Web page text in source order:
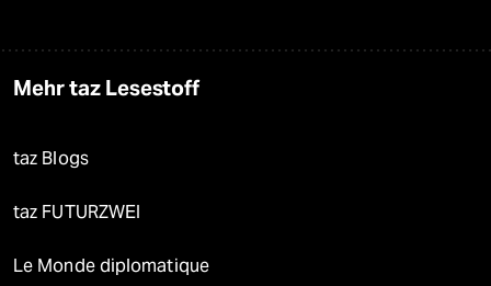
Mehr taz Lesestoff
taz Blogs
taz FUTURZWEI
Le Monde diplomatique